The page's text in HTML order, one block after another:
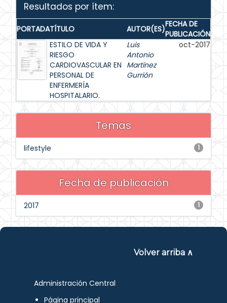
Resultados por ítem:
PORTADATÍTULO AUTOR(ES)FECHA DE
PUBLICACIÓN
ESTILO DE VIDA Y
RIESGO
CARDIOVASCULAR EN
PERSONAL DE
ENFERMERÍA
HOSPITALARIO.
Luis
Antonio
Martínez
Gurrión
oct-2017
Temas
1
lifestyle
Fecha de publicación
1
2017
Volver arriba ∧
Administración Central
Página principal